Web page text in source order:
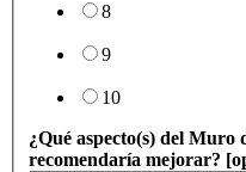
8
9
10
¿Qué aspecto(s) del Muro
recomendaría mejorar?